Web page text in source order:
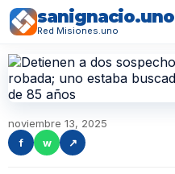
sanignacio.uno
Red Misiones.uno
noviembre 13, 2025
f
w ↗